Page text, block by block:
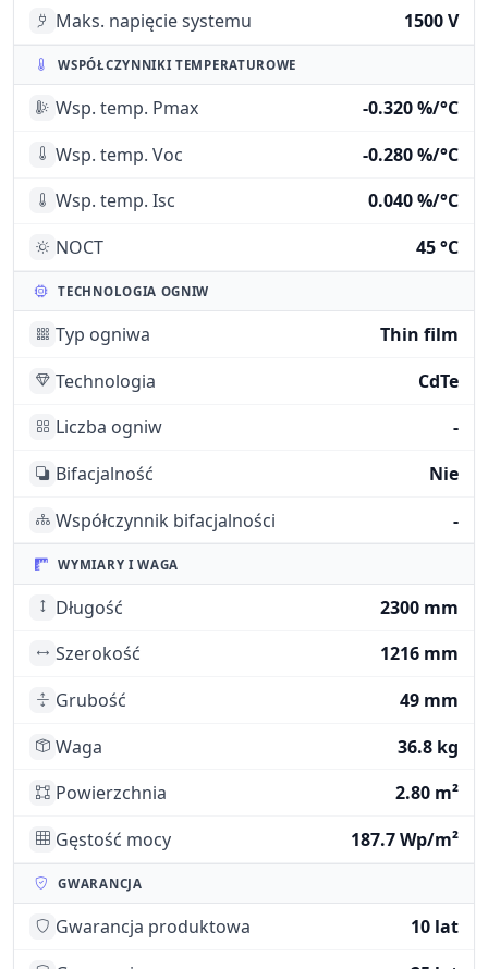
Maks. napięcie systemu
1500 V
WSPÓŁCZYNNIKI TEMPERATUROWE
Wsp. temp. Pmax
-0.320 %/°C
Wsp. temp. Voc
-0.280 %/°C
Wsp. temp. Isc
0.040 %/°C
NOCT
45 °C
TECHNOLOGIA OGNIW
Typ ogniwa
Thin film
Technologia
CdTe
Liczba ogniw
-
Bifacjalność
Nie
Współczynnik bifacjalności
-
WYMIARY I WAGA
Długość
2300 mm
Szerokość
1216 mm
Grubość
49 mm
Waga
36.8 kg
Powierzchnia
2.80 m²
Gęstość mocy
187.7 Wp/m²
GWARANCJA
Gwarancja produktowa
10 lat